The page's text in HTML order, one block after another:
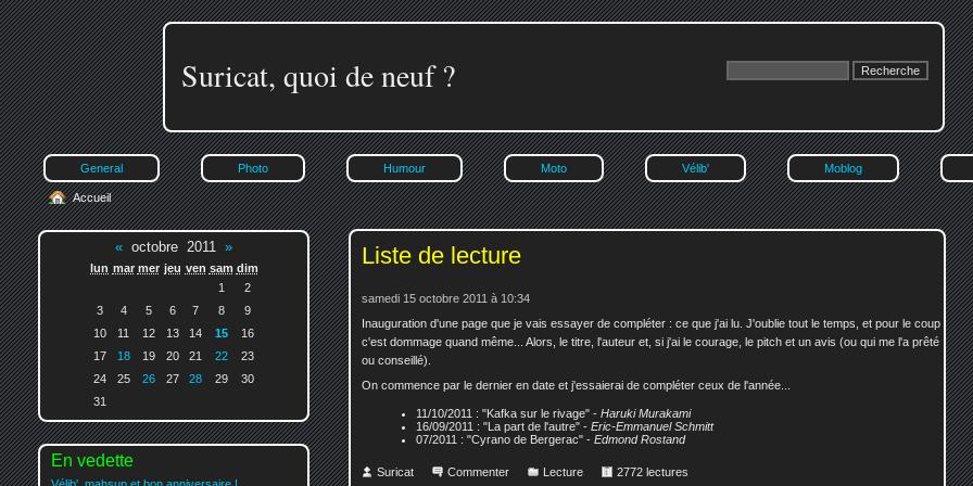
Suricat, quoi de neuf ?
General Photo Humour Moto Vélib' Moblog
Liste de lecture
samedi 15 octobre 2011 à 10:34
Inauguration d'une page que je vais essayer de compléter : ce que j'ai lu. J'oublie tout le temps, et pour le coup
c'est dommage quand même... Alors, le titre, l'auteur et, si j'ai le courage, le pitch et un avis (ou qui me l'a prêté
ou conseillé).
On commence par le dernier en date et j'essaierai de compléter ceux de l'année...
11/10/2011 : "Kafka sur le rivage" - Haruki Murakami
16/09/2011 : "La part de l'autre" - Eric-Emmanuel Schmitt
07/2011 : "Cyrano de Bergerac" - Edmond Rostand
Suricat Commenter Lecture 2772 lectures
Accueil
« octobre 2011 »
lun mar mer jeu ven sam dim
1
2
3
4 5 6 7 8
9
10
11 12 13 14 15
16
17
18 19 20 21 22
23
24
25 26 27 28 29
30
31
En vedette